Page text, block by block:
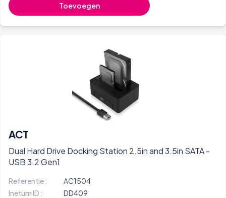
Toevoegen
ACT
Dual Hard Drive Docking Station 2.5in and 3.5in SATA -
USB 3.2 Gen1
Referentie :
AC1504
Inetum ID :
DD409